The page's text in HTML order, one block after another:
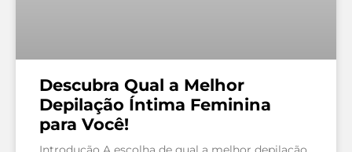
Descubra Qual a Melhor
Depilação Íntima Feminina
para Você!